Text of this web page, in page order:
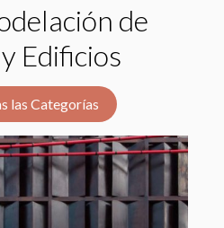
de
Edificios
las Categorías